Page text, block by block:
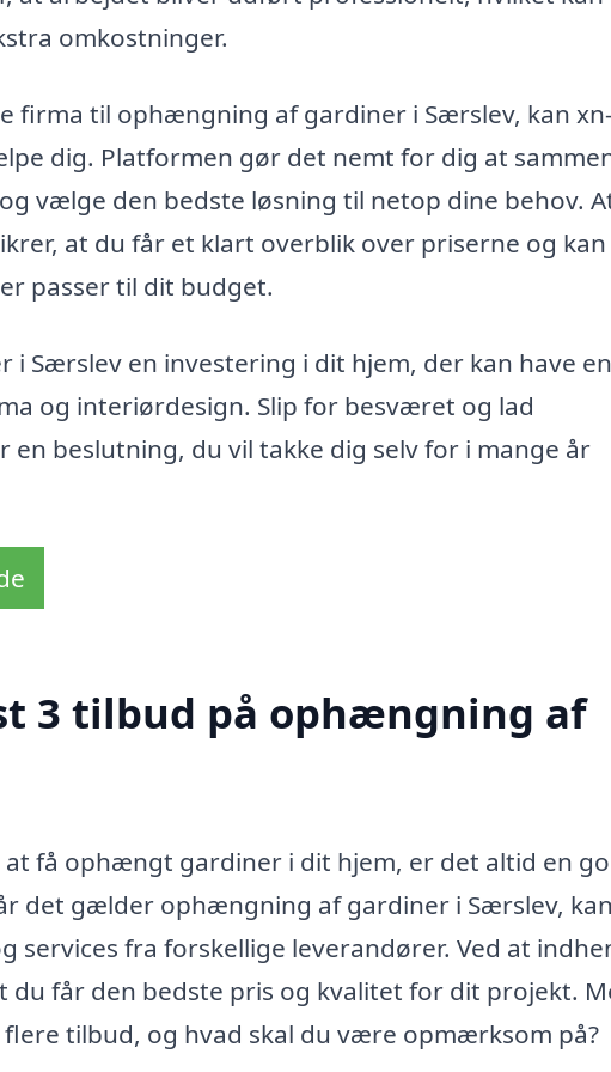
omkostninger.
firma til ophængning af gardiner i Særslev, kan
dig. Platformen gør det nemt for dig at
vælge den bedste løsning til netop dine behov.
at du får et klart overblik over priserne og kan
passer til dit budget.
Særslev en investering i dit hjem, der kan have en
og interiørdesign. Slip for besværet og lad
beslutning, du vil takke dig selv for i mange år
3 tilbud på ophængning af
få ophængt gardiner i dit hjem, er det altid en
det gælder ophængning af gardiner i Særslev,
services fra forskellige leverandører. Ved at
du får den bedste pris og kvalitet for dit projekt.
tilbud, og hvad skal du være opmærksom på?